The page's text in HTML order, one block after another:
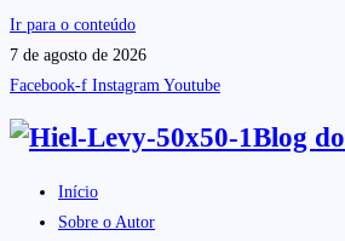
Ir para o conteúdo
7 de agosto de 2026
Facebook-f Instagram Youtube
Blog do
Início
Sobre o Autor